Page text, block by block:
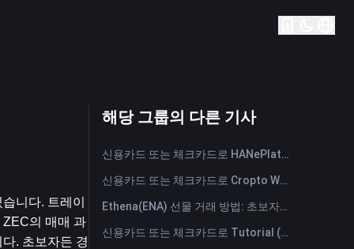
니다. 트레이
의 매매 과
. 초보자든 경
해당 그룹의 다른 기사
신용카드 또는 체크카드로 HANePlatform (HANEP) 즉시 구매
신용카드 또는 체크카드로 Cropto Wheat Token (CROW) 즉시 구매
Ethena(ENA) 선물 거래 방법: 초보자를 위한 종합 가이드
신용카드 또는 체크카드로 Tutorial (TUT) 즉시 구매